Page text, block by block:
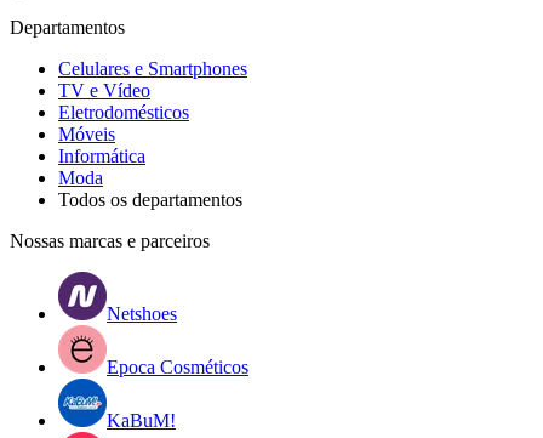
Departamentos
Celulares e Smartphones
TV e Vídeo
Eletrodomésticos
Móveis
Informática
Moda
Todos os departamentos
Nossas marcas e parceiros
Netshoes
Epoca Cosméticos
KaBuM!